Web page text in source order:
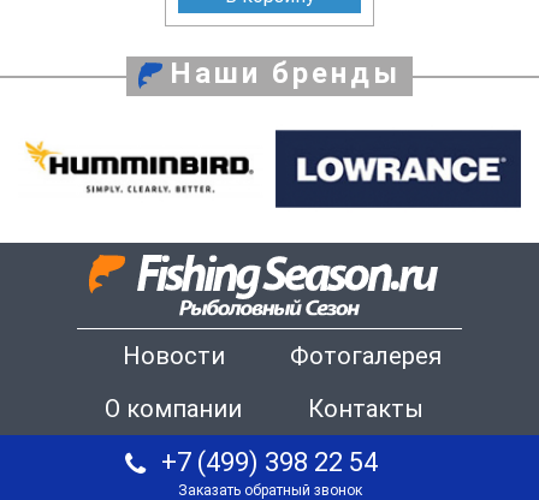
Наши бренды
Новости
Фотогалерея
О компании
Контакты
+7 (499) 398 22 54
Заказать обратный звонок